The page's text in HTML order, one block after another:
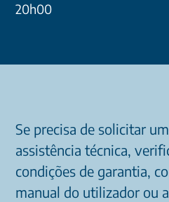
20h00
Se precisa de solicitar
assistência técnica,
condições de garantia,
manual do utilizador ou